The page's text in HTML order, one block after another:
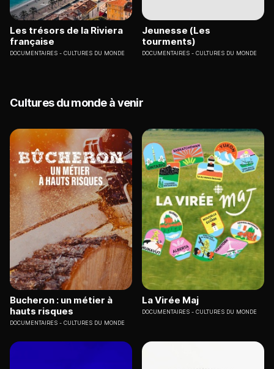
Les trésors de la Riviera
française
DOCUMENTAIRES CULTURES DU MONDE
Jeunesse (Les
tourments)
DOCUMENTAIRES CULTURES DU MONDE
Cultures du monde à venir
Bucheron : un métier à
hauts risques
DOCUMENTAIRES CULTURES DU MONDE
La Virée Maj
DOCUMENTAIRES CULTURES DU MONDE